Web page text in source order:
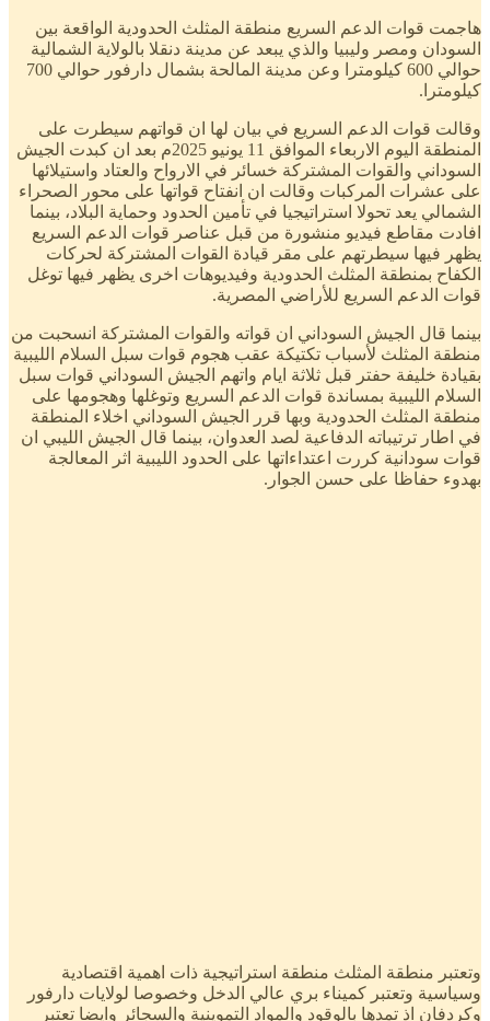
هاجمت قوات الدعم السريع منطقة المثلث الحدودية الواقعة بين
السودان ومصر وليبيا والذي يبعد عن مدينة دنقلا بالولاية الشمالية
حوالي 600 كيلومترا وعن مدينة المالحة بشمال دارفور حوالي 700
كيلومترا.
وقالت قوات الدعم السريع في بيان لها ان قواتهم سيطرت على
المنطقة اليوم الاربعاء الموافق 11 يونيو 2025م بعد ان كبدت الجيش
السوداني والقوات المشتركة خسائر في الارواح والعتاد واستيلائها
على عشرات المركبات وقالت ان انفتاح قواتها على محور الصحراء
الشمالي يعد تحولا استراتيجيا في تأمين الحدود وحماية البلاد، بينما
افادت مقاطع فيديو منشورة من قبل عناصر قوات الدعم السريع
يظهر فيها سيطرتهم على مقر قيادة القوات المشتركة لحركات
الكفاح بمنطقة المثلث الحدودية وفيديوهات اخرى يظهر فيها توغل
قوات الدعم السريع للأراضي المصرية.
بينما قال الجيش السوداني ان قواته والقوات المشتركة انسحبت من
منطقة المثلث لأسباب تكتيكة عقب هجوم قوات سبل السلام الليبية
بقيادة خليفة حفتر قبل ثلاثة ايام واتهم الجيش السوداني قوات سبل
السلام الليبية بمساندة قوات الدعم السريع وتوغلها وهجومها على
منطقة المثلث الحدودية وبها قرر الجيش السوداني اخلاء المنطقة
في اطار ترتيباته الدفاعية لصد العدوان، بينما قال الجيش الليبي ان
قوات سودانية كررت اعتداءاتها على الحدود الليبية اثر المعالجة
بهدوء حفاظا على حسن الجوار.
وتعتبر منطقة المثلث منطقة استراتيجية ذات اهمية اقتصادية
وسياسية وتعتبر كميناء بري عالي الدخل وخصوصا لولايات دارفور
وكردفان اذ تمدها بالوقود والمواد التموينية والسجائر وايضا تعتبر